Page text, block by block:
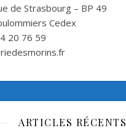
de Strasbourg – BP 49
Cedex
20 76 59
ARTICLES RÉCENTS